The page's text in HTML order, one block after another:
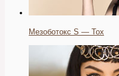
Мезоботокс S — Tox